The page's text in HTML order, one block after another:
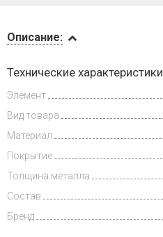
и оплата
Описание:
Технические характеристики
Элемент
Вид товара
Материал
Покрытие
Толщина металла
Состав
Бренд